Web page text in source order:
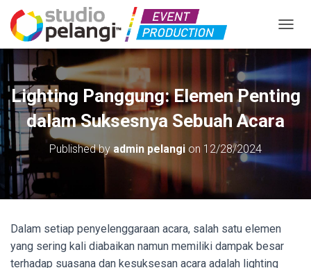
Lighting Panggung: Elemen Penting
dalam Suksesnya Sebuah Acara
Published byadmin pelangi on 12/28/2024
Dalam setiap penyelenggaraan acara, salah satu elemen
yang sering kali diabaikan namun memiliki dampak besar
terhadap suasana dan kesuksesan acara adalah lighting